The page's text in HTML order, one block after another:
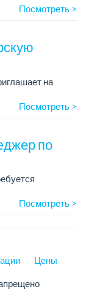
обед.
Посмотреть >
на
Посмотреть >
по
Посмотреть >
Цены